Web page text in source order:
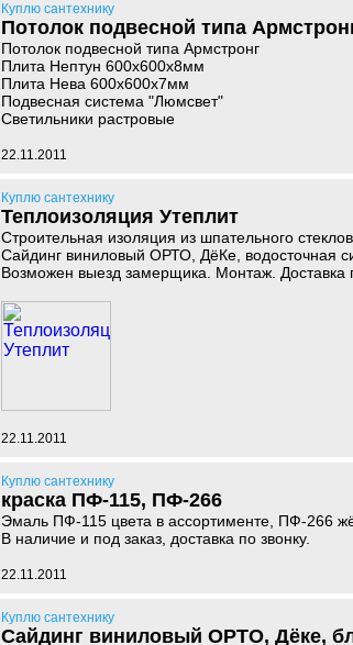
Куплю сантехнику
Потолок подвесной типа
Потолок подвесной типа Армстронг
Плита Нептун 600х600х8мм
Плита Нева 600х600х7мм
Подвесная система "Люмсвет"
Светильники растровые
22.11.2011
Куплю сантехнику
Теплоизоляция Утеплит
Строительная изоляция из шпательного
Сайдинг виниловый ОРТО, ДёКе, водосточная
Возможен выезд замерщика. Монтаж. Доставка
22.11.2011
Куплю сантехнику
краска ПФ-115, ПФ-266
Эмаль ПФ-115 цвета в ассортименте, ПФ-266
В наличие и под заказ, доставка по звонку.
22.11.2011
Куплю сантехнику
Сайдинг виниловый ОРТО, Дёке,